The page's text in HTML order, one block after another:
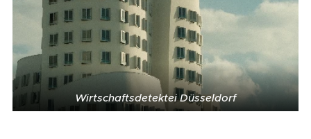
Wirtschaftsdetektei Düsseldorf